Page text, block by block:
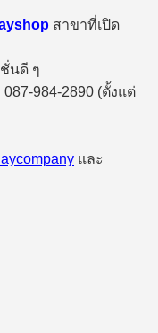
สาขาที่เปิด
นดี ๆ
984-2890 (ตั้งแต่
และ